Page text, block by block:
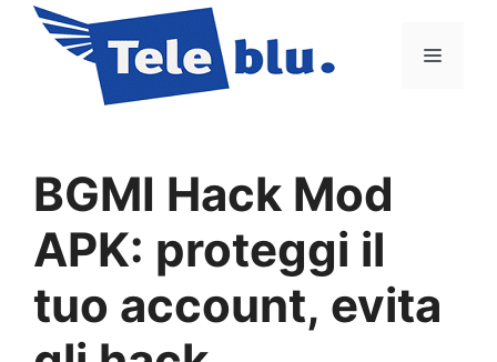
contenuto
Menu
BGMI Hack Mod
APK: proteggi il
tuo account, evita